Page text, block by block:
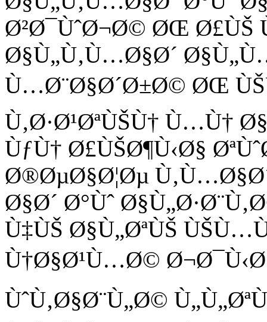
Ø²Ø¯ÙˆØ¬Ø© ØŒ Ø£ÙŠ
Ø§Ù„Ù‚Ù…Ø§Ø´
Ù…Ø¨Ø§Ø´Ø±Ø© ØŒ
Ù‚Ø·Ø¹ØªÙŠÙ† Ù…Ù†
ÙƒÙ† Ø£ÙŠØ¶Ù‹Ø§
Ø®ØµØ§Ø¦Øµ
Ø§Ø´ Ø°Ùˆ
Ù‡ÙŠ Ø§Ù„ØªÙŠ
Ù†Ø§Ø¹Ù…Ø©
ÙˆÙ‚Ø§Ø¨Ù„Ø©